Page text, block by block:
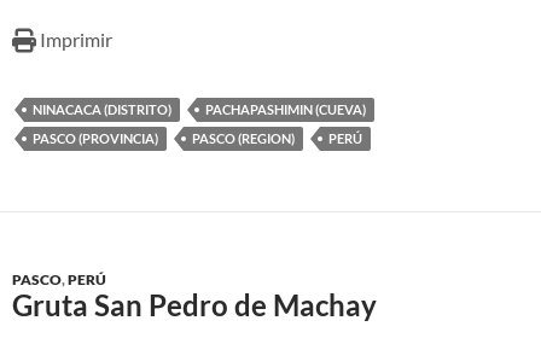
Imprimir
NINACACA (DISTRITO)
PACHAPASHIMIN (CUEVA)
PASCO (PROVINCIA)
PASCO (REGION) PERÚ
PASCO,PERÚ
Gruta San Pedro de Machay